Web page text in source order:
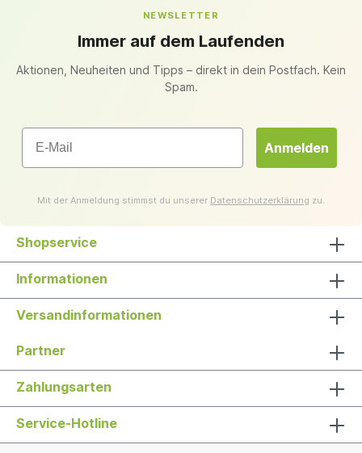
NEWSLETTER
Immer auf dem Laufenden
Aktionen, Neuheiten und Tipps – direkt in dein Postfach. Kein
Spam.
Email
Anmelden
Mit der Anmeldung stimmst du unserer Datenschutzerklärung zu.
Shopservice
Informationen
Versandinformationen
Partner
Zahlungsarten
Service-Hotline